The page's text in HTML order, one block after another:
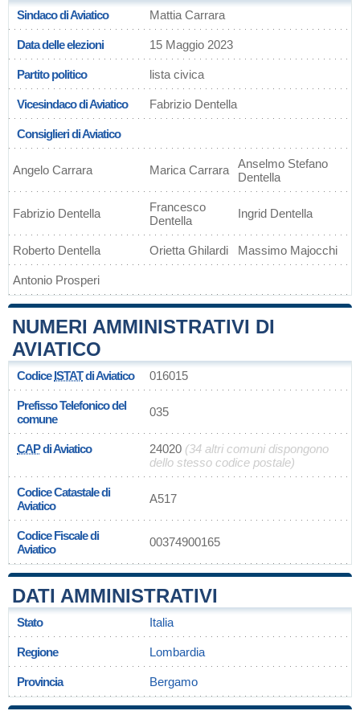
Sindaco di Aviatico Mattia Carrara
Data delle elezioni 15 Maggio 2023
Partito politico lista civica
Vicesindaco di Aviatico Fabrizio Dentella
Consiglieri di Aviatico
Angelo Carrara Marica Carrara
Anselmo Stefano
Dentella
Fabrizio Dentella
Francesco
Dentella
Ingrid Dentella
Roberto Dentella Orietta Ghilardi Massimo Majocchi
Antonio Prosperi
NUMERI AMMINISTRATIVI DI
AVIATICO
CodiceISTATdi Aviatico 016015
Prefisso Telefonico del
comune
035
CAPdi Aviatico 24020 (34 altri comuni dispongono
dello stesso codice postale)
Codice Catastale di
Aviatico
A517
Codice Fiscale di
Aviatico
00374900165
DATI AMMINISTRATIVI
Stato Italia
Regione Lombardia
Provincia Bergamo